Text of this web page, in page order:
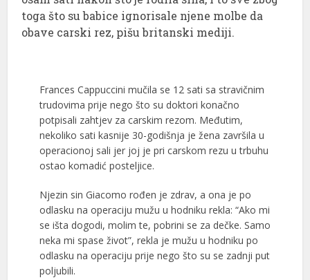
toga što su babice ignorisale njene molbe da
obave carski rez, pišu britanski mediji.
Frances Cappuccini mučila se 12 sati sa stravičnim
trudovima prije nego što su doktori konačno
potpisali zahtjev za carskim rezom. Međutim,
nekoliko sati kasnije 30-godišnja je žena završila u
operacionoj sali jer joj je pri carskom rezu u trbuhu
ostao komadić posteljice.
Njezin sin Giacomo rođen je zdrav, a ona je po
odlasku na operaciju mužu u hodniku rekla: “Ako mi
se išta dogodi, molim te, pobrini se za dečke. Samo
neka mi spase život”, rekla je mužu u hodniku po
odlasku na operaciju prije nego što su se zadnji put
poljubili.